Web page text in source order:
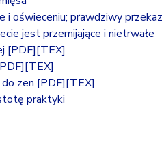
i oświeceniu; prawdziwy
jest przemijające i nietrwałe
[PDF][TEX]
[TEX]
zen [PDF][TEX]
praktyki